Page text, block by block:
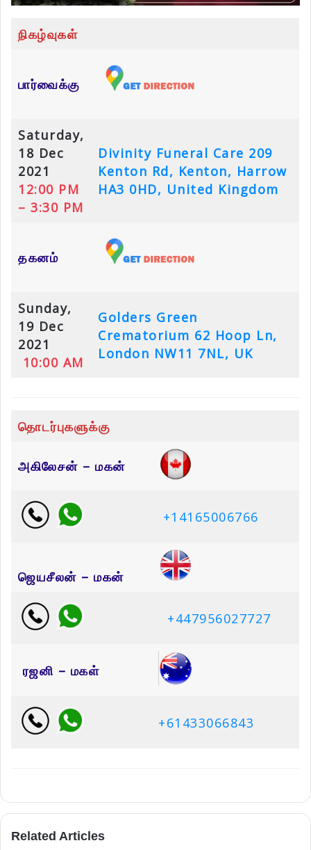
நிகழ்வுகள்
பார்வைக்கு
Saturday,
18 Dec
2021
12:00 PM
– 3:30 PM
Divinity Funeral Care 209
Kenton Rd, Kenton, Harrow
HA3 0HD, United Kingdom
தகனம்
Sunday,
19 Dec
2021
10:00 AM
Golders Green
Crematorium 62 Hoop Ln,
London NW11 7NL, UK
தொடர்புகளுக்கு
அகிலேசன் – மகன்
+14165006766
ஜெயசீலன் – மகன்
+447956027727
ரஜனி – மகள்
+61433066843
Related Articles